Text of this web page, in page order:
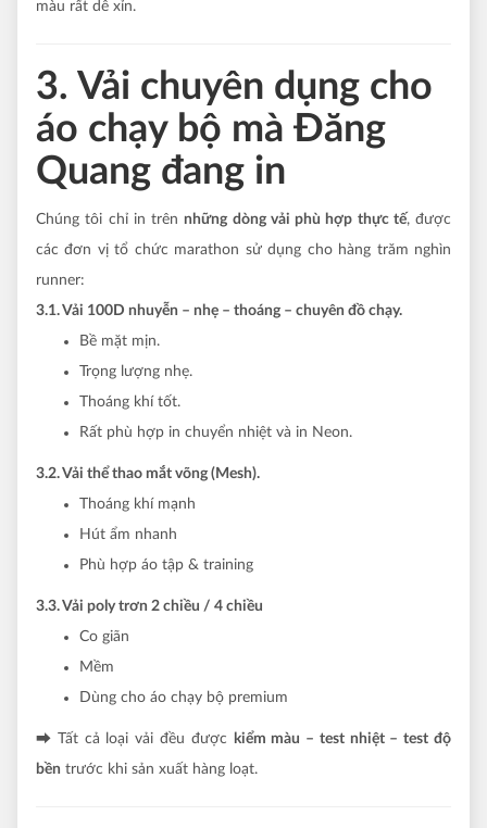
màu rất dễ xỉn.
3. Vải chuyên dụng cho
áo chạy bộ mà Đăng
Quang đang in
Chúng tôi chỉ in trênnhững dòng vải phù hợp thực tế, được
các đơn vị tổ chức marathon sử dụng cho hàng trăm nghìn
runner:
3.1. Vải 100D nhuyễn – nhẹ – thoáng – chuyên đồ chạy.
Bề mặt mịn.
Trọng lượng nhẹ.
Thoáng khí tốt.
Rất phù hợp in chuyển nhiệt và in Neon.
3.2. Vải thể thao mắt võng (Mesh).
Thoáng khí mạnh
Hút ẩm nhanh
Phù hợp áo tập & training
3.3. Vải poly trơn 2 chiều / 4 chiều
Co giãn
Mềm
Dùng cho áo chạy bộ premium
⮕ Tất cả loại vải đều được
kiểm màu – test nhiệt – test độ
bền trước khi sản xuất hàng loạt.